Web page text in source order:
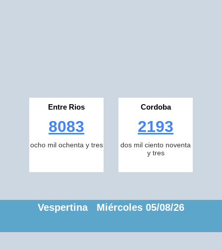
Entre Rios
8083
ocho mil ochenta y tres
Cordoba
2193
dos mil ciento noventa
y tres
Vespertina Miércoles 05/08/26